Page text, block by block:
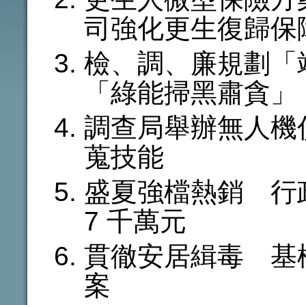
司強化更生復歸保
檢、調、廉規劃
「綠能掃黑肅貪」
調查局舉辦無人
蒐技能
盛夏強檔熱銷 行
7 千萬元
貫徹安居緝毒 基
案